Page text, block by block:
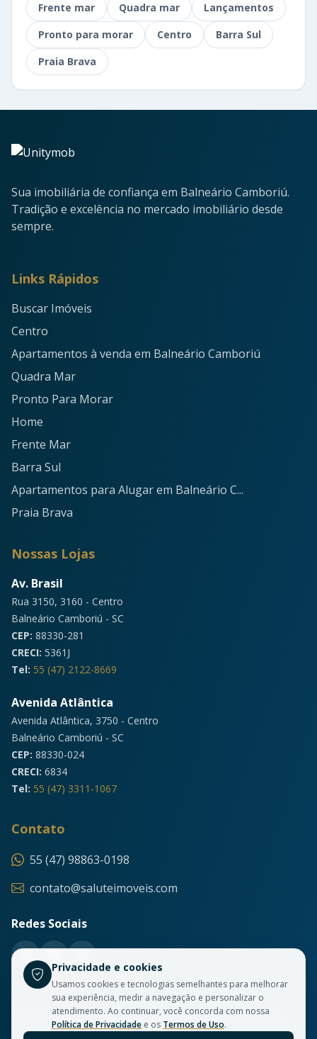
Frente mar Quadra mar
Lançamentos
Pronto para morar
Centro
Barra Sul
Praia Brava
Sua imobiliária de confiança em Balneário Camboriú.
Tradição e excelência no mercado imobiliário desde
sempre.
Links Rápidos
Buscar Imóveis
Centro
Apartamentos à venda em Balneário Camboriú
Quadra Mar
Pronto Para Morar
Home
Frente Mar
Barra Sul
Apartamentos para Alugar em Balneário C...
Praia Brava
Nossas Lojas
Av. Brasil
Rua 3150, 3160 - Centro
Balneário Camboriú - SC
CEP: 88330-281
CRECI: 5361J
Tel: 55 (47) 2122-8669
Avenida Atlântica
Avenida Atlântica, 3750 - Centro
Balneário Camboriú - SC
CEP: 88330-024
CRECI: 6834
Tel: 55 (47) 3311-1067
Contato
55 (47) 98863-0198
contato@saluteimoveis.com
Redes Sociais
© 2026 Salute Imóveis. Todos os direitos reservados. CRECI
6834
Privacidade e cookies
Usamos cookies e tecnologias semelhantes para melhorar
sua experiência, medir a navegação e personalizar o
atendimento. Ao continuar, você concorda com nossa
Política de Privacidade e os Termos de Uso.